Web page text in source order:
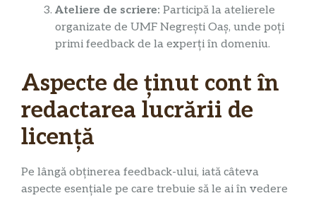
Ateliere de scriere: Participă la atelierele
organizate de UMF Negrești Oaș, unde poți
primi feedback de la experți în domeniu.
Aspecte de ținut cont în
redactarea lucrării de
licență
Pe lângă obținerea feedback-ului, iată câteva
aspecte esențiale pe care trebuie să le ai în vedere